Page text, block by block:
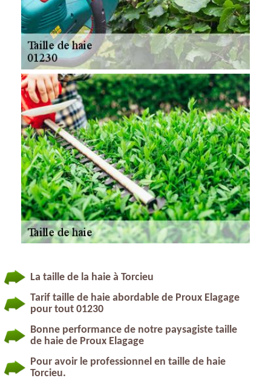
La taille de la haie à Torcieu
Tarif taille de haie abordable de Proux Elagage
pour tout 01230
Bonne performance de notre paysagiste taille
de haie de Proux Elagage
Pour avoir le professionnel en taille de haie
Torcieu.